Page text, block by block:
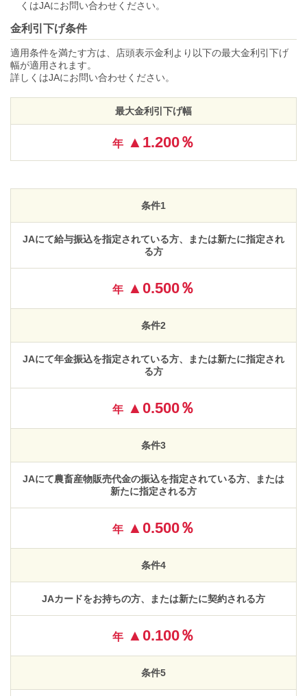
くはJAにお問い合わせください。
金利引下げ条件
適用条件を満たす方は、店頭表示金利より以下の最大金利引下げ
幅が適用されます。
詳しくはJAにお問い合わせください。
最大金利引下げ幅
年 ▲1.200％
条件1
JAにて給与振込を指定されている方、または新たに指定され
る方
年 ▲0.500％
条件2
JAにて年金振込を指定されている方、または新たに指定され
る方
年 ▲0.500％
条件3
JAにて農畜産物販売代金の振込を指定されている方、または
新たに指定される方
年 ▲0.500％
条件4
JAカードをお持ちの方、または新たに契約される方
年 ▲0.100％
条件5